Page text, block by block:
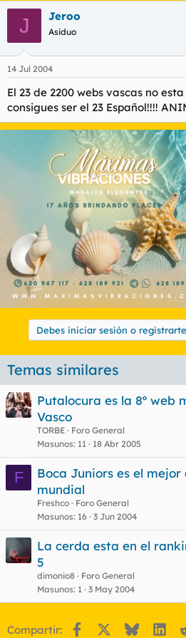
Me he propuesto subir al puesto 698
J Jeroo
Asiduo
14 Jul 2004
El 23 de 2200 webs vascas no
consigues ser el 23 Español!!!!
Debes iniciar sesión o
Temas similares
Putalocura es la 8º web
Vasco
TORBE
Foro General
Masunos 11 18 Abr 2005
F
Boca Juniors es el
mundial
Freshco
Foro General
Masunos 16 3 Jun 2004
La cerda esta en el
5
dimonio8
Foro General
Masunos 1 3 May 2004
Compartir: Facebook Bluesky